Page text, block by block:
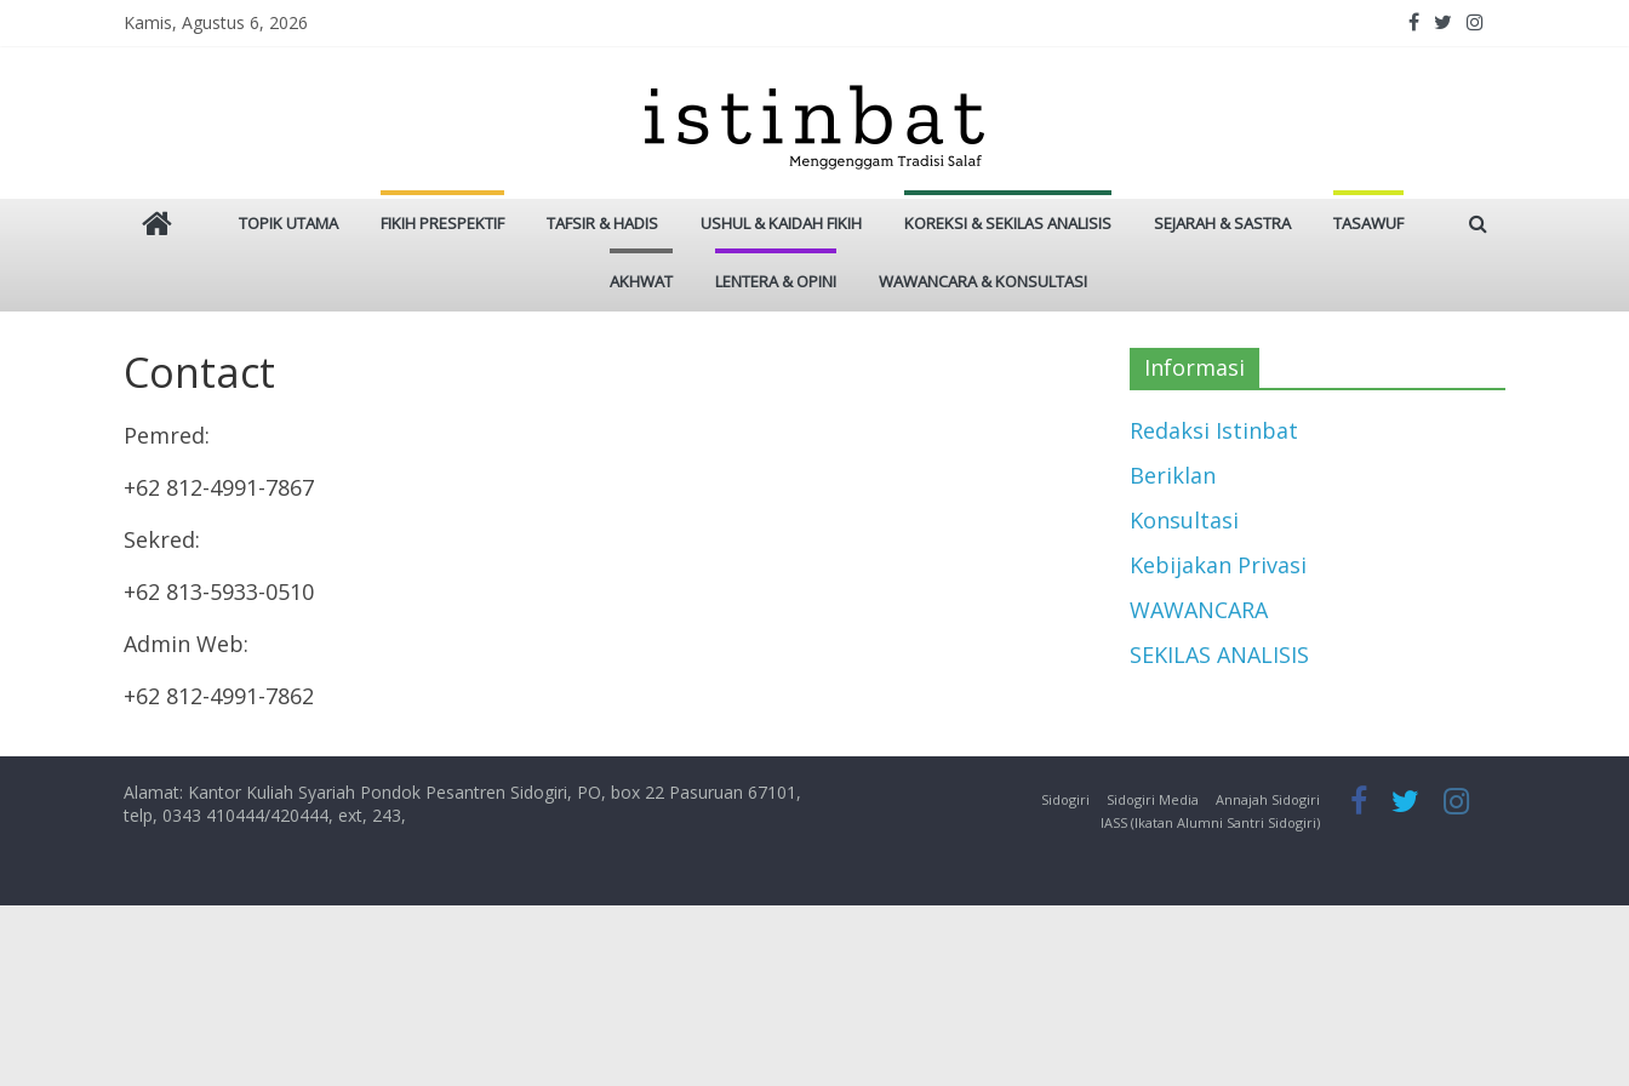
Kamis, Agustus 6, 2026
Istinbat
Salaf
TOPIK UTAMA FIKIH PRESPEKTIF TAFSIR & HADIS USHUL & KAIDAH FIKIH KOREKSI & SEKILAS ANALISIS SEJARAH & SASTRA TASAWUF
AKHWAT LENTERA & OPINI WAWANCARA & KONSULTASI
Contact
Pemred:
+62 812-4991-7867
Sekred:
+62 813-5933-0510
Admin Web:
+62 812-4991-7862
Informasi
Redaksi Istinbat
Beriklan
Konsultasi
Kebijakan Privasi
WAWANCARA
SEKILAS ANALISIS
Sidogiri Sidogiri Media
Annajah Sidogiri
IASS (Ikatan Alumni Santri Sidogiri)
Alamat: Kantor Kuliah Syariah Pondok Pesantren Sidogiri, PO, box 22 Pasuruan 67101,
telp, 0343 410444/420444, ext, 243,